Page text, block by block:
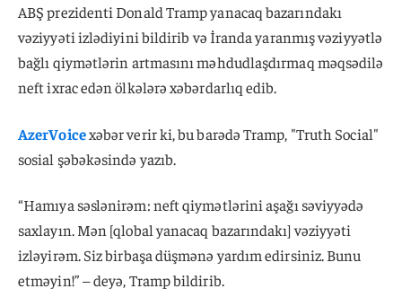
ABŞ prezidenti Donald Tramp yanacaq bazarındakı
vəziyyəti izlədiyini bildirib və İranda yaranmış vəziyyətlə
bağlı qiymətlərin artmasını məhdudlaşdırmaq məqsədilə
neft ixrac edən ölkələrə xəbərdarlıq edib.
AzerVoicexəbər verir ki, bu barədə Tramp, "Truth Social"
sosial şəbəkəsində yazıb.
“Hamıya səslənirəm: neft qiymətlərini aşağı səviyyədə
saxlayın. Mən [qlobal yanacaq bazarındakı] vəziyyəti
izləyirəm. Siz birbaşa düşmənə yardım edirsiniz. Bunu
etməyin!” – deyə, Tramp bildirib.